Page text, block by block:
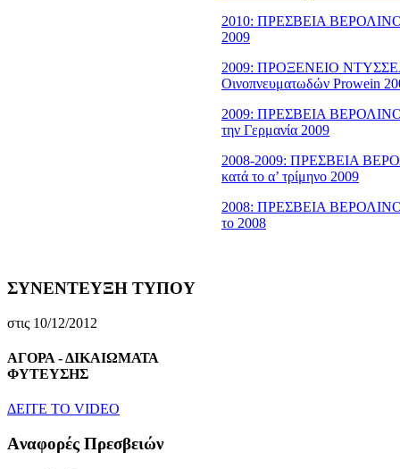
2010: ΠΡΕΣΒΕΙΑ ΒΕΡΟΛΙΝΟ -
2009
2009: ΠΡΟΞΕΝΕΙΟ
Οινοπνευματωδών Prowein
2009: ΠΡΕΣΒΕΙΑ ΒΕΡΟΛΙΝΟ -
την Γερμανία 2009
2008-2009: ΠΡΕΣΒΕΙΑ
κατά το α’ τρίμηνο 2009
2008: ΠΡΕΣΒΕΙΑ ΒΕΡΟΛΙΝΟΥ
το 2008
ΣΥΝΕΝΤΕΥΞΗ ΤΥΠΟΥ
στις 10/12/2012
ΑΓΟΡΑ - ΔΙΚΑΙΩΜΑΤΑ
ΦΥΤΕΥΣΗΣ
ΔEITE TO VIDEO
Aναφορές Πρεσβειών